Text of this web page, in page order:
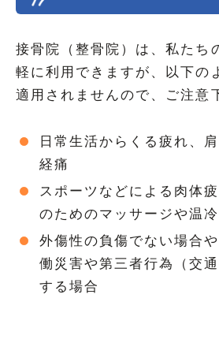
接骨院（整骨院）は、私たち
軽に利用できますが、以下の
適用されませんので、ご注意
日常生活からくる疲れ、
経痛
スポーツなどによる肉体
のためのマッサージや温
外傷性の負傷でない場合
働災害や第三者行為（交
する場合